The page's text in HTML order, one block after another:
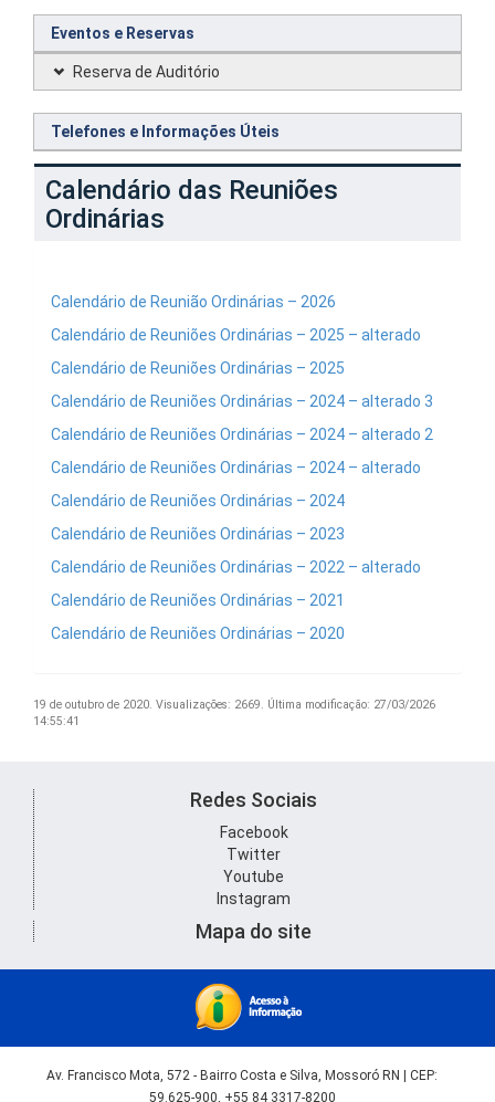
Eventos e Reservas
Reserva de Auditório
Telefones e Informações Úteis
Calendário das Reuniões
Ordinárias
Calendário de Reunião Ordinárias – 2026
Calendário de Reuniões Ordinárias – 2025 – alterado
Calendário de Reuniões Ordinárias – 2025
Calendário de Reuniões Ordinárias – 2024 – alterado 3
Calendário de Reuniões Ordinárias – 2024 – alterado 2
Calendário de Reuniões Ordinárias – 2024 – alterado
Calendário de Reuniões Ordinárias – 2024
Calendário de Reuniões Ordinárias – 2023
Calendário de Reuniões Ordinárias – 2022 – alterado
Calendário de Reuniões Ordinárias – 2021
Calendário de Reuniões Ordinárias – 2020
19 de outubro de 2020. Visualizações: 2669. Última modificação: 27/03/2026
14:55:41
Redes Sociais
Facebook
Twitter
Youtube
Instagram
Mapa do site
Av. Francisco Mota, 572 - Bairro Costa e Silva, Mossoró RN | CEP:
59.625-900, +55 84 3317-8200